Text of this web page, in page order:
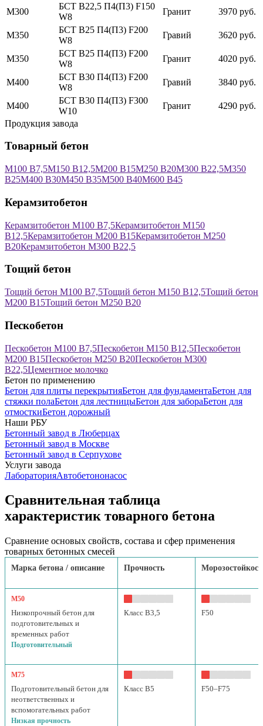
М300
БСТ В22,5 П4(П3) F150
W8
Гранит 3970 руб.
М350
БСТ В25 П4(П3) F200
W8
Гравий 3620 руб.
М350
БСТ В25 П4(П3) F200
W8
Гранит 4020 руб.
М400
БСТ В30 П4(П3) F200
W8
Гравий 3840 руб.
М400
БСТ В30 П4(П3) F300
W10
Гранит
4290 руб.
Продукция завода
Товарный бетон
М100 В7,5М150 В12,5М200 В15М250 В20М300 В22,5М350
В25М400 В30М450 В35М500 В40М600 В45
Керамзитобетон
Керамзитобетон М100 В7,5Керамзитобетон М150
В12,5Керамзитобетон М200 В15Керамзитобетон М250
В20Керамзитобетон М300 В22,5
Тощий бетон
Тощий бетон М100 В7,5Тощий бетон М150 В12,5Тощий бетон
М200 В15Тощий бетон М250 В20
Пескобетон
Пескобетон М100 В7,5Пескобетон М150 В12,5Пескобетон
М200 В15Пескобетон М250 В20Пескобетон М300
В22,5Цементное молочко
Бетон по применению
Бетон для плиты перекрытияБетон для фундаментаБетон для
стяжки полаБетон для лестницыБетон для забораБетон для
отмосткиБетон дорожный
Наши РБУ
Бетонный завод в Люберцах
Бетонный завод в Москве
Бетонный завод в Серпухове
Услуги завода
ЛабораторияАвтобетононасос
Сравнительная таблица
характеристик товарного бетона
Сравнение основых свойств, состава и сфер применения
товарных бетонных смесей
Марка бетона / описание Прочность
М50
Низкопрочный бетон для
подготовительных и
временных работ
Подготовительный
Класс B3,5 F50
М75
Подготовительный бетон для
неответственных и
вспомогательных работ
Низкая прочность
Класс B5 F50–F75